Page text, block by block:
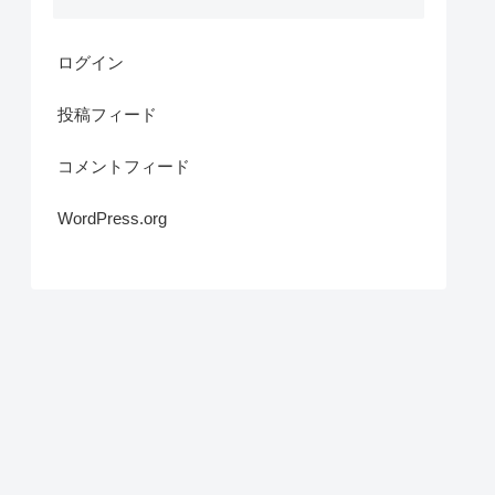
ログイン
投稿フィード
コメントフィード
WordPress.org